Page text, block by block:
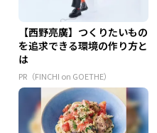
【西野亮廣】つくりたいもの
を追求できる環境の作り方と
は
PR（FINCHI on GOETHE）